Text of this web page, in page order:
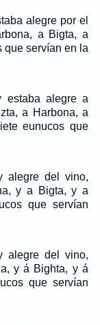
alegre por el
a Bigta, a
que servían en la
estaba alegre a
a Harbona, a
eunucos que
alegre del vino,
y a Bigta, y a
que servían
alegre del vino,
y á Bighta, y á
que servían